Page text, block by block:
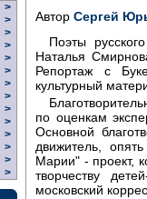
>
>
>
>
>
>
>
>
>
>
>
>
>
>
Автор Сергей
Поэты
Наталья
Репортаж с
культурный
по оценкам
Основной
движитель,
Марии" - проект,
творчеству
московский